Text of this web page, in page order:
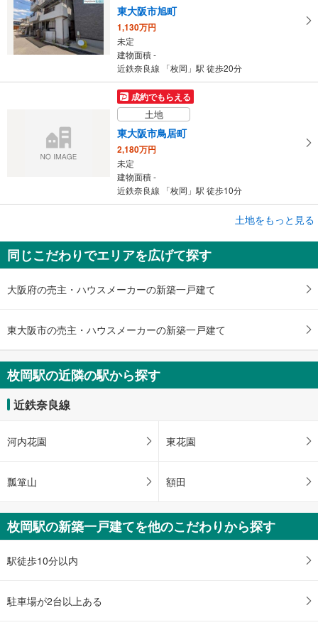
東大阪市旭町
1,130万円
未定
建物面積 -
近鉄奈良線 「枚岡」駅 徒歩20分
成約でもらえる
土地
東大阪市鳥居町
2,180万円
未定
建物面積 -
近鉄奈良線 「枚岡」駅 徒歩10分
東大阪市横小路町1丁目
7,000万円
未定
建物面積 -
土地をもっと見る
同じこだわりでエリアを広げて探す
大阪府の売主・ハウスメーカーの新築一戸建て
東大阪市の売主・ハウスメーカーの新築一戸建て
枚岡駅の近隣の駅から探す
近鉄奈良線
河内花園 東花園
瓢箪山 額田
枚岡駅の新築一戸建てを他のこだわりから探す
駅徒歩10分以内
駐車場が2台以上ある